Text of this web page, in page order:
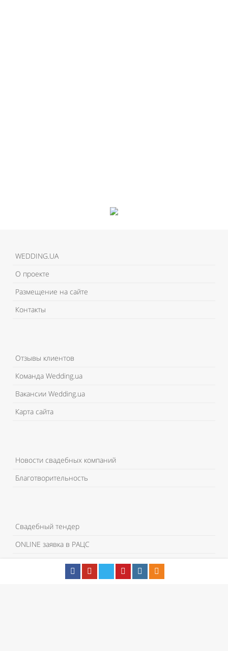
WEDDING.UA
О проекте
Размещение на сайте
Контакты
Отзывы клиентов
Команда Wedding.ua
Вакансии Wedding.ua
Карта сайта
Новости свадебных компаний
Благотворительность
Свадебный тендер
ONLINE заявка в РАЦС